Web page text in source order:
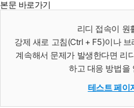
본문 바로가기
리디 접속이 원
강제 새로 고침(Ctrl + F5)이나
계속해서 문제가 발생한다면 리
하고 대응 방법을
테스트 페이